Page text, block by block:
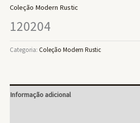
Coleção Modern Rustic
120204
Categoria: Coleção Modern Rustic
Informação adicional